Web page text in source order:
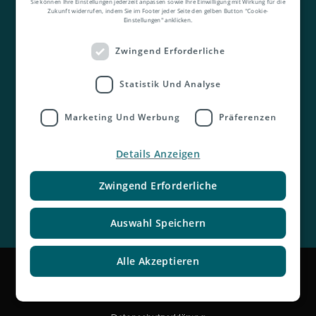
Kontakt
Impressum
Zukunft widerrufen, indem Sie im Footer jeder Seite den gelben Button "Cookie-
Einstellungen" anklicken.
Zwingend Erforderliche
Statistik Und Analyse
Marketing Und Werbung Präferenzen
Auswahl Speichern
Alle Akzeptieren
Zwingend Erforderliche
Details Anzeigen